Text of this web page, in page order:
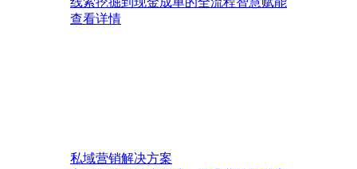
查看详情
私域营销解决方案